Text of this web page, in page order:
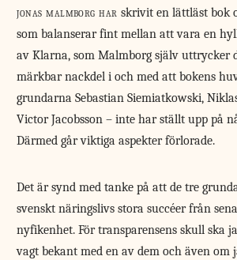
jonas malmborg har skrivit en lättläst bok
som balanserar fint mellan att vara en
av Klarna, som Malmborg själv uttrycker
märkbar nackdel i och med att bokens
grundarna Sebastian Siemiatkowski,
Victor Jacobsson – inte har ställt upp på
Därmed går viktiga aspekter förlorade.
Det är synd med tanke på att de tre
svenskt näringslivs stora succéer från
nyfikenhet. För transparensens skull ska
vagt bekant med en av dem och även om